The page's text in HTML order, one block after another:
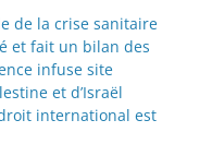
de la crise sanitaire
et fait un bilan des
infuse site
et d’Israël
international est